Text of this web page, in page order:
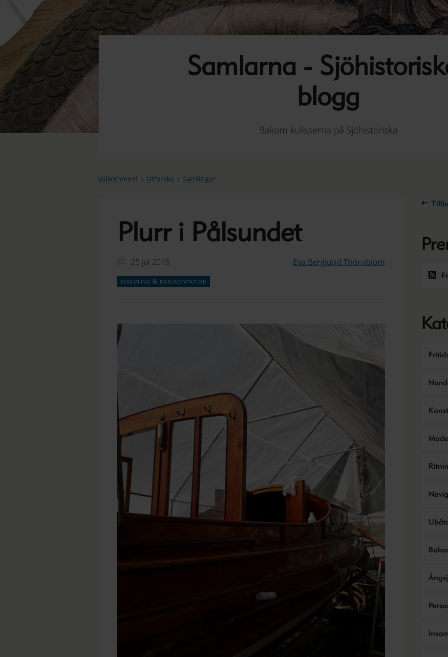
Samlarna -
blogg
Bakom kulisserna på Sjöhistoriska
Välkommen! Utforska Samlingar
Konst
Plurr i Pålsundet
25 jul 2018 Eva Berglund Thörnblom
insamling & dokumentation